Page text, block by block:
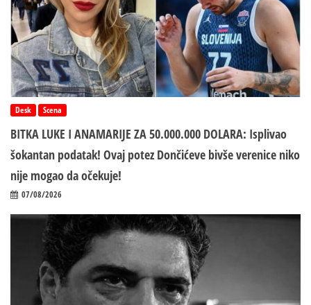
Desk Scena
BITKA LUKE I ANAMARIJE ZA 50.000.000 DOLARA: Isplivao
šokantan podatak! Ovaj potez Dončićeve bivše verenice niko
nije mogao da očekuje!
07/08/2026